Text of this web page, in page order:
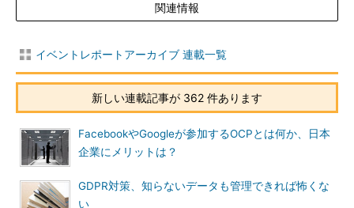
関連情報
イベントレポートアーカイブ 連載一覧
新しい連載記事が 362 件あります
FacebookやGoogleが参加するOCPとは何か、日本
企業にメリットは？
GDPR対策、知らないデータも管理できれば怖くな
い